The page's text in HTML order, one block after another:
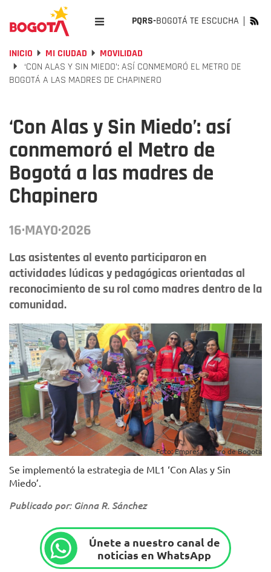
PQRS-BOGOTÁ TE ESCUCHA
INICIO MI CIUDAD
MOVILIDAD
‘CON ALAS Y SIN MIEDO’: ASÍ CONMEMORÓ EL METRO DE
BOGOTÁ A LAS MADRES DE CHAPINERO
‘Con Alas y Sin Miedo’: así
conmemoró el Metro de
Bogotá a las madres de
Chapinero
16·MAYO·2026
Las asistentes al evento participaron en
actividades lúdicas y pedagógicas orientadas al
reconocimiento de su rol como madres dentro de la
comunidad.
Foto: Empresa Metro de Bogotá
Se implementó la estrategia de ML1 ‘Con Alas y Sin
Miedo’.
Publicado por: Ginna R. Sánchez
Únete a nuestro canal de
noticias en WhatsApp